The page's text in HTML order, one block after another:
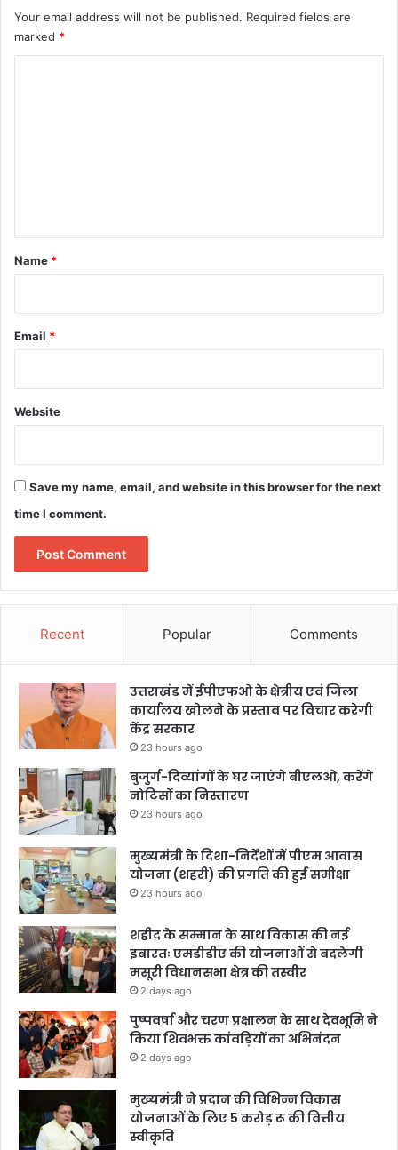
Your email address will not be published. Required fields are
marked *
*
Name *
Email *
Website
Save my name, email, and website in this browser for the next
time I comment.
Recent Popular Comments
उत्तराखंड में ईपीएफओ के क्षेत्रीय एवं जिला
कार्यालय खोलने के प्रस्ताव पर विचार करेगी
केंद्र सरकार
23 hours ago
बुजुर्ग-दिव्यांगों के घर जाएंगे बीएलओ, करेंगे
नोटिसों का निस्तारण
23 hours ago
मुख्यमंत्री के दिशा-निर्देशों में पीएम आवास
योजना (शहरी) की प्रगति की हुई समीक्षा
23 hours ago
शहीद के सम्मान के साथ विकास की नई
इबारतः एमडीडीए की योजनाओं से बदलेगी
मसूरी विधानसभा क्षेत्र की तस्वीर
2 days ago
पुष्पवर्षा और चरण प्रक्षालन के साथ देवभूमि ने
किया शिवभक्त कांवड़ियों का अभिनंदन
2 days ago
मुख्यमंत्री ने प्रदान की विभिन्न विकास
योजनाओं के लिए 5 करोड़ रू की वित्तीय
स्वीकृति